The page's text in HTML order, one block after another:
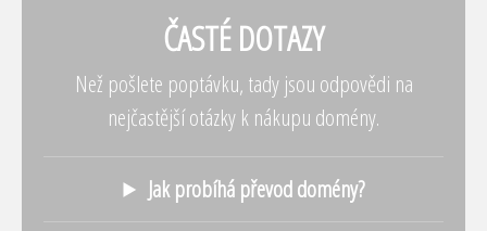
ČASTÉ DOTAZY
Než pošlete poptávku, tady jsou odpovědi na
nejčastější otázky k nákupu domény.
Jak probíhá převod domény?